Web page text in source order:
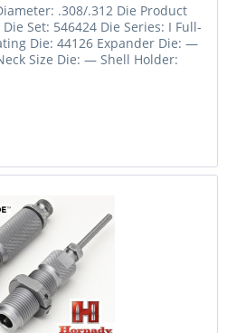
.308/.312 Die Product
Set: 546424 Die Series: I Full-
Die: 44126 Expander Die: —
Size Die: — Shell Holder: